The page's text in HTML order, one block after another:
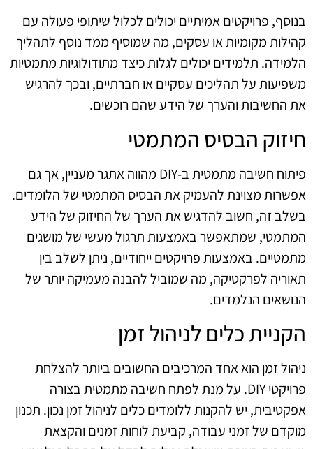
בנוסף, פרויקטים אמיתיים יכולים לכלול שיתופי פעולה עם
קהילות מקומיות או עסקים, מה שמוסיף ממד נוסף לתהליך
הלמידה. תלמידים יכולים לגלות כיצד מתודולוגיות מתמטיות
משפיעות על תהליכים עסקיים או חברתיים, ובכך להרגיש
את החשיבות והערך של הידע שהם רוכשים.
חיזוק הבסיס המתמטי
פיתוח חשיבה מתמטית ב-DIY מהווה אתגר מעניין, אך גם
אפשרות מצוינת להעמיק את הבסיס המתמטי של הלומדים.
בשלב זה, חשוב להדגיש את הערך של החיזוק של הידע
המתמטי, שמתאפשר באמצעות תרגול מעשי של מושגים
מתמטיים. באמצעות פרויקטים ייחודיים, ניתן לשלב בין
תאוריה לפרקטיקה, מה שמוביל להבנה מעמיקה יותר של
הנושאים הנלמדים.
הקניית כלים לניהול זמן
ניהול זמן הוא אחד המרכיבים החשובים ביותר להצלחת
פרויקטי DIY. על מנת לפתח חשיבה מתמטית בצורה
אפקטיבית, יש להקנות ללומדים כלים לניהול זמן נכון. תכנון
מוקדם של זמני עבודה, קביעת לוחות זמנים והקצאת